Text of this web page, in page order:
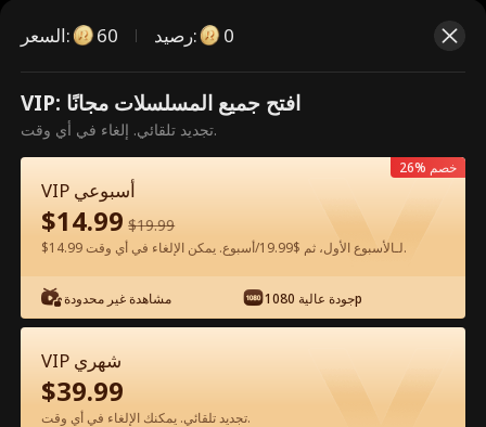
هذه حلقة مدفوعة. يرجى فتح القفل
فتح القفل الآن
شاهد مجانًا في التطبيق
السعر: 60 رصيد: 0
VIP: افتح جميع المسلسلات مجانًا
تجديد تلقائي. إلغاء في أي وقت.
VIP أسبوعي
$14.99 $19.99
$14.99 لـالأسبوع الأول، ثم $19.99/أسبوع. يمكن الإلغاء في أي وقت.
مشاهدة غير محدودة جودة عالية 1080p
26% خصم
VIP شهري
$39.99
تجديد تلقائي. يمكنك الإلغاء في أي وقت.